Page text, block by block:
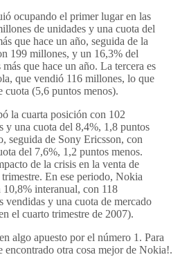
ocupando el primer lugar en las
de unidades y una cuota del
que hace un año, seguida de la
199 millones, y un 16,3% del
que hace un año. La tercera es
que vendió 116 millones, lo que
cuota (5,6 puntos menos).
la cuarta posición con 102
y una cuota del 8,4%, 1,8 puntos
seguida de Sony Ericsson, con
del 7,6%, 1,2 puntos menos.
de la crisis en la venta de
En ese periodo, Nokia
10,8% interanual, con 118
vendidas y una cuota de mercado
el cuarto trimestre de 2007).
algo apuesto por el número 1. Para
encontrado otra cosa mejor de Nokia!.